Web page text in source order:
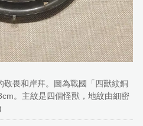
畏和岸拜。圖為戰國「四獸紋銅
。主紋是四個怪獸，地紋由細密